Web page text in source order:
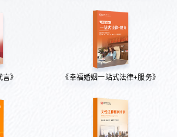
》 《幸福婚姻一站式法律+服务》